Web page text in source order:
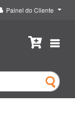
Painel do Cliente